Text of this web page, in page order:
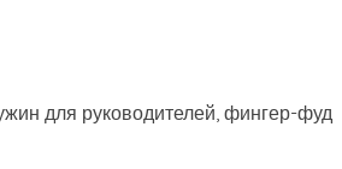
для руководителей, фингер-фуд